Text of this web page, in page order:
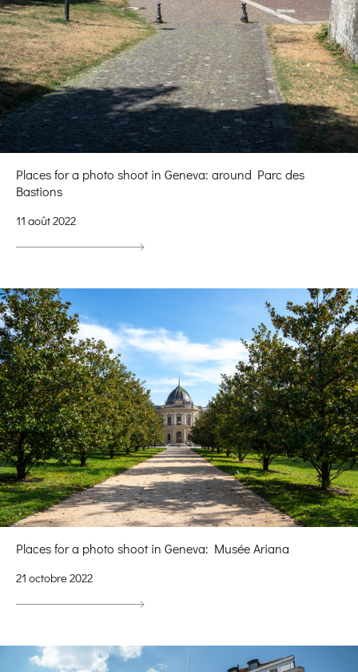
Places for a photo shoot in Geneva: around Parc des
Bastions
11 août 2022
Places for a photo shoot in Geneva: Musée Ariana
21 octobre 2022